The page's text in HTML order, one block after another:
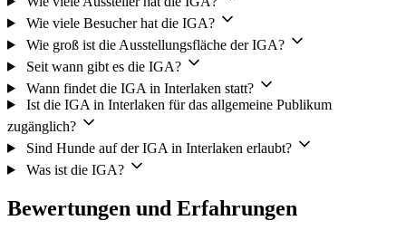
Wie viele Besucher hat die IGA?
Wie groß ist die Ausstellungsfläche der IGA?
Seit wann gibt es die IGA?
Wann findet die IGA in Interlaken statt?
Ist die IGA in Interlaken für das allgemeine Publikum
zugänglich?
Sind Hunde auf der IGA in Interlaken erlaubt?
Was ist die IGA?
Bewertungen und Erfahrungen